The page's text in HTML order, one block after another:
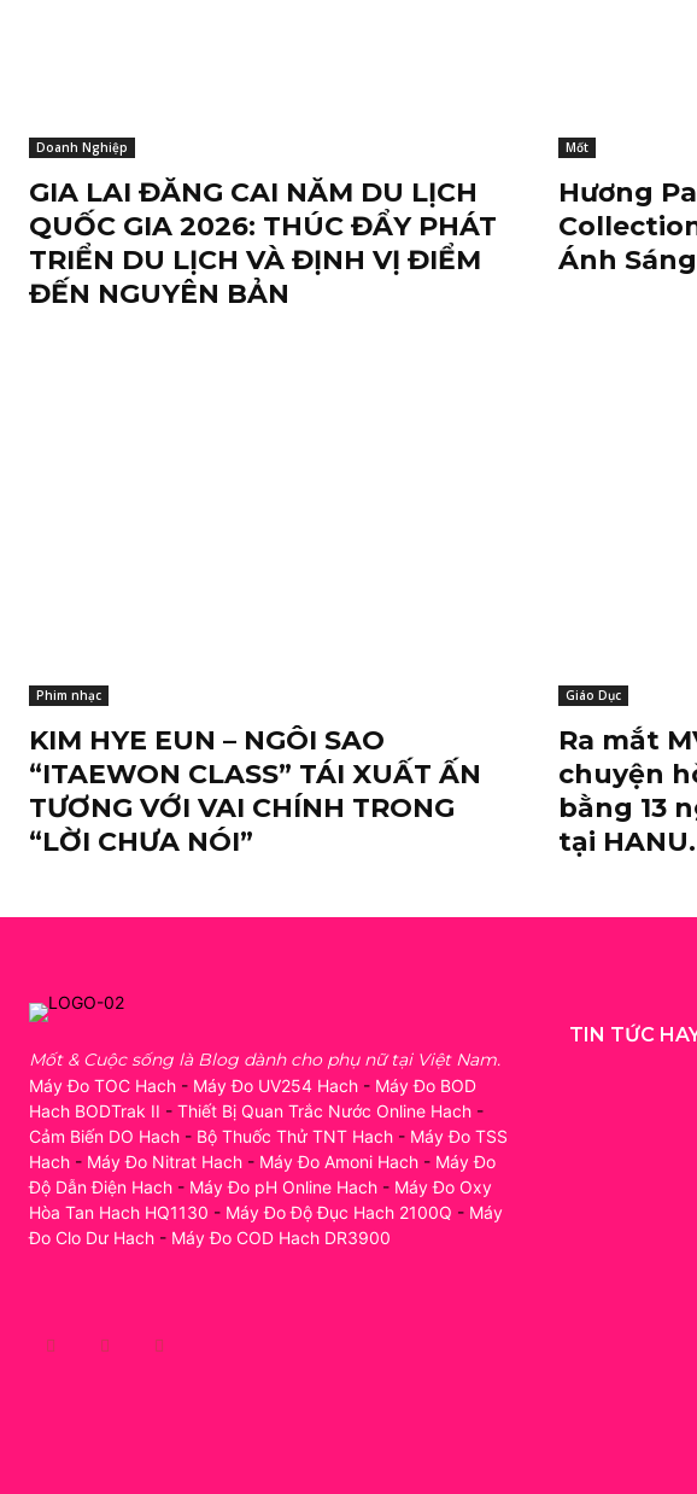
Doanh Nghiệp
GIA LAI ĐĂNG CAI NĂM DU LỊCH
QUỐC GIA 2026: THÚC ĐẨY PHÁT
TRIỂN DU LỊCH VÀ ĐỊNH VỊ ĐIỂM
ĐẾN NGUYÊN BẢN
Mốt
Hương
Ánh Sáng
Phim nhạc
KIM HYE EUN – NGÔI SAO
“ITAEWON CLASS” TÁI XUẤT ẤN
TƯƠNG VỚI VAI CHÍNH TRONG
“LỜI CHƯA NÓI”
Giáo Dục
Ra mắt
chuyện
bằng 13
tại HANU.
Mốt & Cuộc sống là Blog dành cho phụ nữ tại Việt Nam.
Máy Đo TOC Hach - Máy Đo UV254 Hach - Máy Đo BOD
Hach BODTrak II - Thiết Bị Quan Trắc Nước Online Hach -
Cảm Biến DO Hach - Bộ Thuốc Thử TNT Hach - Máy Đo TSS
Hach - Máy Đo Nitrat Hach - Máy Đo Amoni Hach - Máy Đo
Độ Dẫn Điện Hach - Máy Đo pH Online Hach - Máy Đo Oxy
Hòa Tan Hach HQ1130 - Máy Đo Độ Đục Hach 2100Q - Máy
Đo Clo Dư Hach - Máy Đo COD Hach DR3900
TIN TỨC